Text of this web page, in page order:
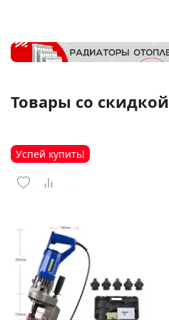
Товары со скидкой
Успей купить!